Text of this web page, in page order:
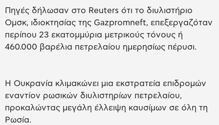
Πηγές δήλωσαν στο Reuters ότι το διυλιστήριο
Ομσκ, ιδιοκτησίας της Gazpromneft, επεξεργαζόταν
περίπου 23 εκατομμύρια μετρικούς τόνους ή
460.000 βαρέλια πετρελαίου ημερησίως πέρυσι.
Η Ουκρανία κλιμακώνει μια εκστρατεία επιδρομών
εναντίον ρωσικών διυλιστηρίων πετρελαίου,
προκαλώντας μεγάλη έλλειψη καυσίμων σε όλη τη
Ρωσία.